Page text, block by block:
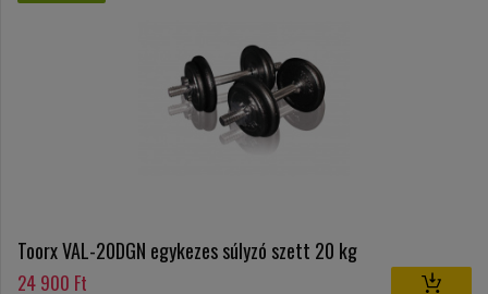
Toorx VAL-20DGN egykezes súlyzó szett 20 kg
24 900 Ft